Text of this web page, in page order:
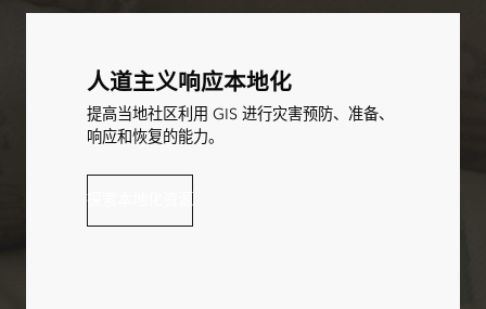
人道主义响应本地化
提高当地社区利用 GIS 进行灾害预防、准备、
响应和恢复的能力。
探索本地化资源